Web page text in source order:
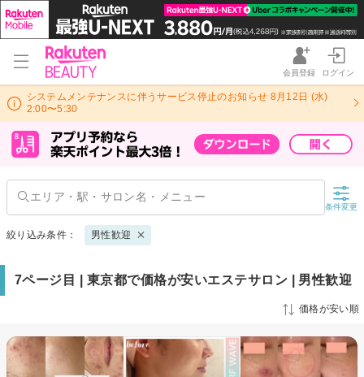
会員登録 ログイン
システムメンテナンスに伴うサービス停止のお知らせ 8月12日 (水)
2:00〜5:30
条件変更
絞り込み条件： 男性歓迎
7ページ目 | 東京都で価格が安いエステサロン | 男性歓迎
価格が安い順